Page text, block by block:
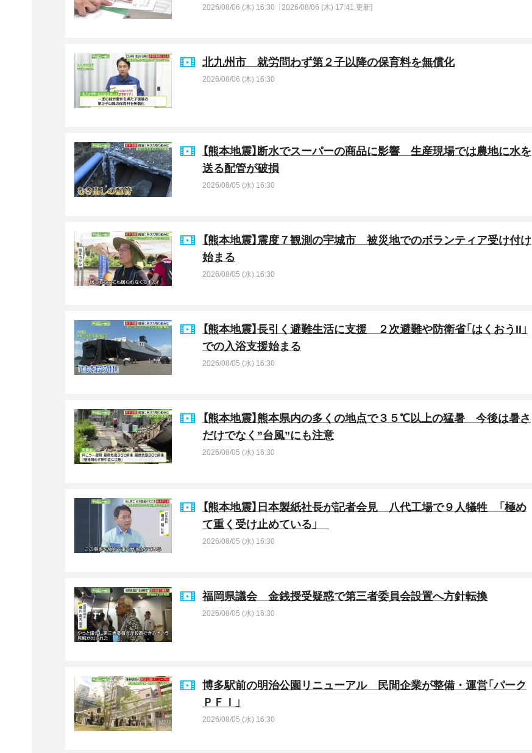
2026/08/06 (木) 16:30 ［2026/08/06 (木) 17:41 更新]
北九州市 就労問わず第２子以降の保育料を無償化
2026/08/06 (木) 16:30
【熊本地震】断水でスーパーの商品に影響 生産現場では農地に水を
送る配管が破損
2026/08/05 (水) 16:30
【熊本地震】震度７観測の宇城市 被災地でのボランティア受け付け
始まる
2026/08/05 (水) 16:30
【熊本地震】長引く避難生活に支援 ２次避難や防衛省「はくおうII」
での入浴支援始まる
2026/08/05 (水) 16:30
【熊本地震】熊本県内の多くの地点で３５℃以上の猛暑 今後は暑さ
だけでなく”台風”にも注意
2026/08/05 (水) 16:30
【熊本地震】日本製紙社長が記者会見 八代工場で９人犠牲 「極め
て重く受け止めている」
2026/08/05 (水) 16:30
福岡県議会 金銭授受疑惑で第三者委員会設置へ方針転換
2026/08/05 (水) 16:30
博多駅前の明治公園リニューアル 民間企業が整備・運営「パーク
ＰＦＩ」
2026/08/05 (水) 16:30